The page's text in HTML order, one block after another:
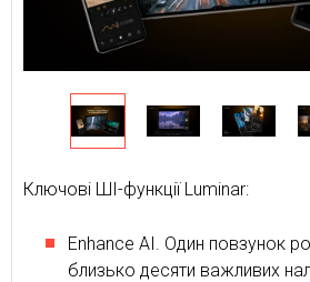
Ключові ШІ-функції Luminar:
Enhance AI. Один повзунок
близько десяти важливих